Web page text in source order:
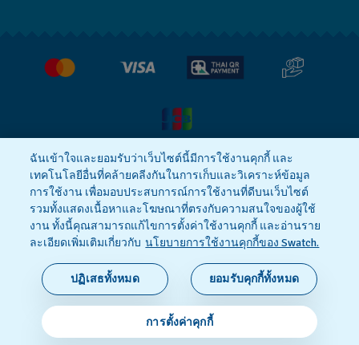
นโยบายความเป็นส่วนตัว Cookie notice
ข้อกำหนดและเงื่อนไข
SWISS MADE
© 2026 Flik Flak ส่วนหนึ่งของ Swatch Ltd. ขอสงวน
ฉันเข้าใจและยอมรับว่าเว็บไซต์นี้มีการใช้งานคุกกี้ และ
เทคโนโลยีอื่นที่คล้ายคลีงกันในการเก็บและวิเคราะห์ข้อมูล
การใช้งาน เพื่อมอบประสบการณ์การใช้งานที่ดีบนเว็บไซต์
รวมทั้งแสดงเนื้อหาและโฆษณาที่ตรงกับความสนใจของผู้ใช้
งาน ทั้งนี้คุณสามารถแก้ไขการตั้งค่าใช้งานคุกกี้ และอ่านราย
ละเอียดเพิ่มเติมเกี่ยวกับ นโยบายการใช้งานคุกกี้ของ Swatch.
การตั้งค่าคุกกี้
ปฏิเสธทั้งหมด ยอมรับคุกกี้ทั้งหมด